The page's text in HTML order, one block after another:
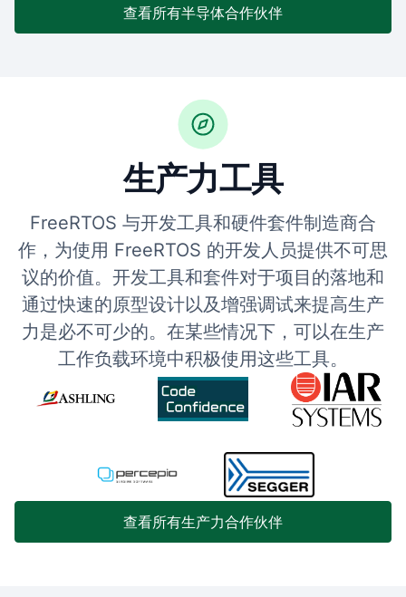
查看所有半导体合作伙伴
生产力工具
FreeRTOS 与开发工具和硬件套件制造商合
作，为使用 FreeRTOS 的开发人员提供不可思
议的价值。开发工具和套件对于项目的落地和
通过快速的原型设计以及增强调试来提高生产
力是必不可少的。在某些情况下，可以在生产
工作负载环境中积极使用这些工具。
查看所有生产力合作伙伴